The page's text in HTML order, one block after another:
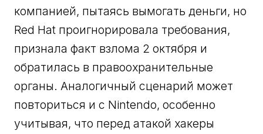
компанией, пытаясь вымогать деньги, но
Red Hat проигнорировала требования,
признала факт взлома 2 октября и
обратилась в правоохранительные
органы. Аналогичный сценарий может
повториться и с Nintendo, особенно
учитывая, что перед атакой хакеры